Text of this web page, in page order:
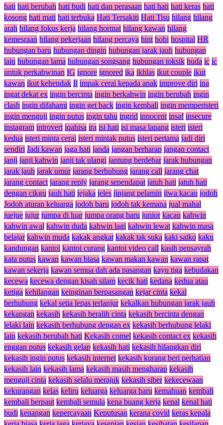
hati hati berubah hati budi hati dan perasaan hati hati hati keras hati
kosong hati mati hati terbuka Hati Tersakiti Hati Tisu hilang hilang
arah hilang fokus kerja hilang hormat hilang kawan hilang
kemesraan hilang pekerjaan hilang percaya hint hobi hospital HR
hubungan baru hubungan dingin hubungan jarak jauh hubungan
lain hubungan lama hubungan songsang hubungan toksik huda ic ic
untuk perkahwinan IG ignore ignored ika ikhlas ikut couple ikut
kawan ikut kehendak Il impak cerai kepada anak improve diri ina
ingat dekat ex ingin bercinta ingin berkahwin ingin berubah ingin
clash ingin difahami ingin get back ingin kembali ingin memperisteri
ingin menguji ingin putus ingin tahu ingrid innocent insaf insecure
instagram introvert iqahisa ira isi hati isi masa lapang isteri isteri
kedua isteri minta cerai isteri mintak putus isteri pertama jadi diri
sendiri Jadi kawan jaga hati janda jangan berharap jangan contact
janji janji kahwin janji tak ulangi jantung berdebar jarak hubungan
jarak jauh jarak umur jarang berhubung jarang call jarang chat
jarang contact jarang reply jarang sependapat jatuh hati jatuh hati
dengan cikgu jauh hati jejaka jeles jinjang pelamin jiwa kacau jodoh
Jodoh aturan keluarga jodoh baru jodoh tak kemana jual mahal
juejue jujur jumpa di luar jumpa orang baru junior kacau kahwin
kahwin awal kahwin duda kahwin lagi kahwin lewat kahwin masa
belajar kahwin muda kakak angkat kakak tak suka kaki saiko kaku
kandungan kantoi kantoi curang kantoi video call kasih pensayrah
kata putus kawan kawan biasa kawan makan kawan kawan rapat
kawan sekerja kawan semua dah ada pasangan kayu tiga kebudakan
kecewa kecewa dengan kisah silam kecik hati kedana kedua atau
ketiga kehilangan keinginan berpasangan kejar cinta kekal
berhubung kekal setia lepas terlanjur kekalkan hubungan jarak jauh
kekangan kekasih kekasih beralih cinta kekasih bercinta dengan
lelaki lain kekasih berhubung dengan ex kekasih berhubung lelaki
lain kekasih berubah hati Kekasih comel kekasih contact ex kekasih
enggan putus kekasih gelap kekasih hati kekasih hilangkan diri
kekasih ingin putus kekasih internet kekasih kurang beri perhatian
kekasih lain kekasih lama kekasih masih mengharap kekasih
menguji cinta kekasih selalu merajuk kekasih siber kekecewaan
kekurangan kelas keliru keluarga keluarga baru kemahuan kembali
kembali berpaut kembali semula kena buang kerja kenal kenal hati
budi kenangan kepercayaan Keputusan kerana covid keras kepala